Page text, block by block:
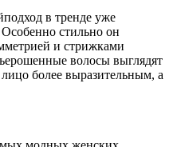
в тренде уже
Особенно стильно он
и стрижками
волосы выглядят
более выразительным, а